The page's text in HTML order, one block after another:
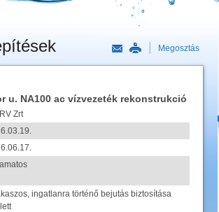
Megosztás
u. NA100 ac vízvezeték rekonstrukció
Zrt
ingatlanra történő bejutás biztosítása